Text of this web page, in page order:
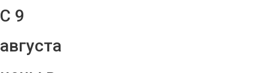
С 9
августа